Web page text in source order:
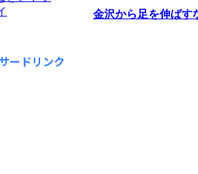
金沢から足を伸ばす
ードリンク